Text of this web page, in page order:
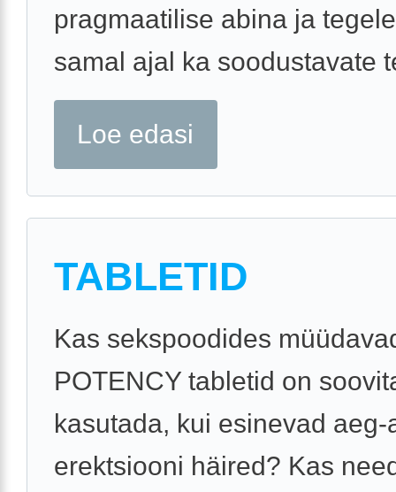
pragmaatilise abina ja
samal ajal ka soodustavate
Loe edasi
TABLETID
Kas sekspoodides
POTENCY tabletid on
kasutada, kui esinevad aeg-
erektsiooni häired? Kas